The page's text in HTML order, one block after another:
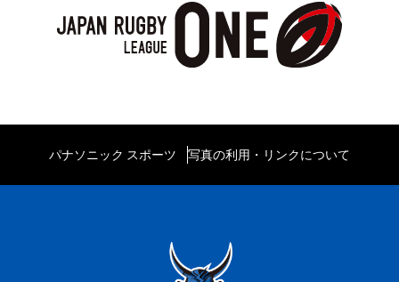
パナソニック スポーツ 写真の利用・リンクについて